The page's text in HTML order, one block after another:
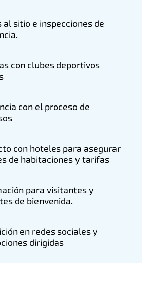
al sitio e inspecciones de
con clubes deportivos
con el proceso de
con hoteles para asegurar
de habitaciones y tarifas
para visitantes y
de bienvenida.
en redes sociales y
dirigidas